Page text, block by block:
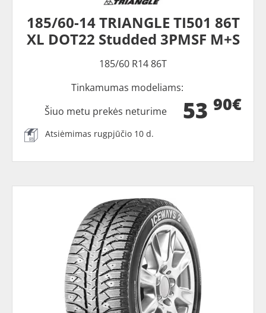
185/60-14 TRIANGLE TI501 86T
XL DOT22 Studded 3PMSF M+S
185/60 R14 86T
Tinkamumas modeliams:
53 90€
Šiuo metu prekės neturime
Atsiėmimas rugpjūčio 10 d.